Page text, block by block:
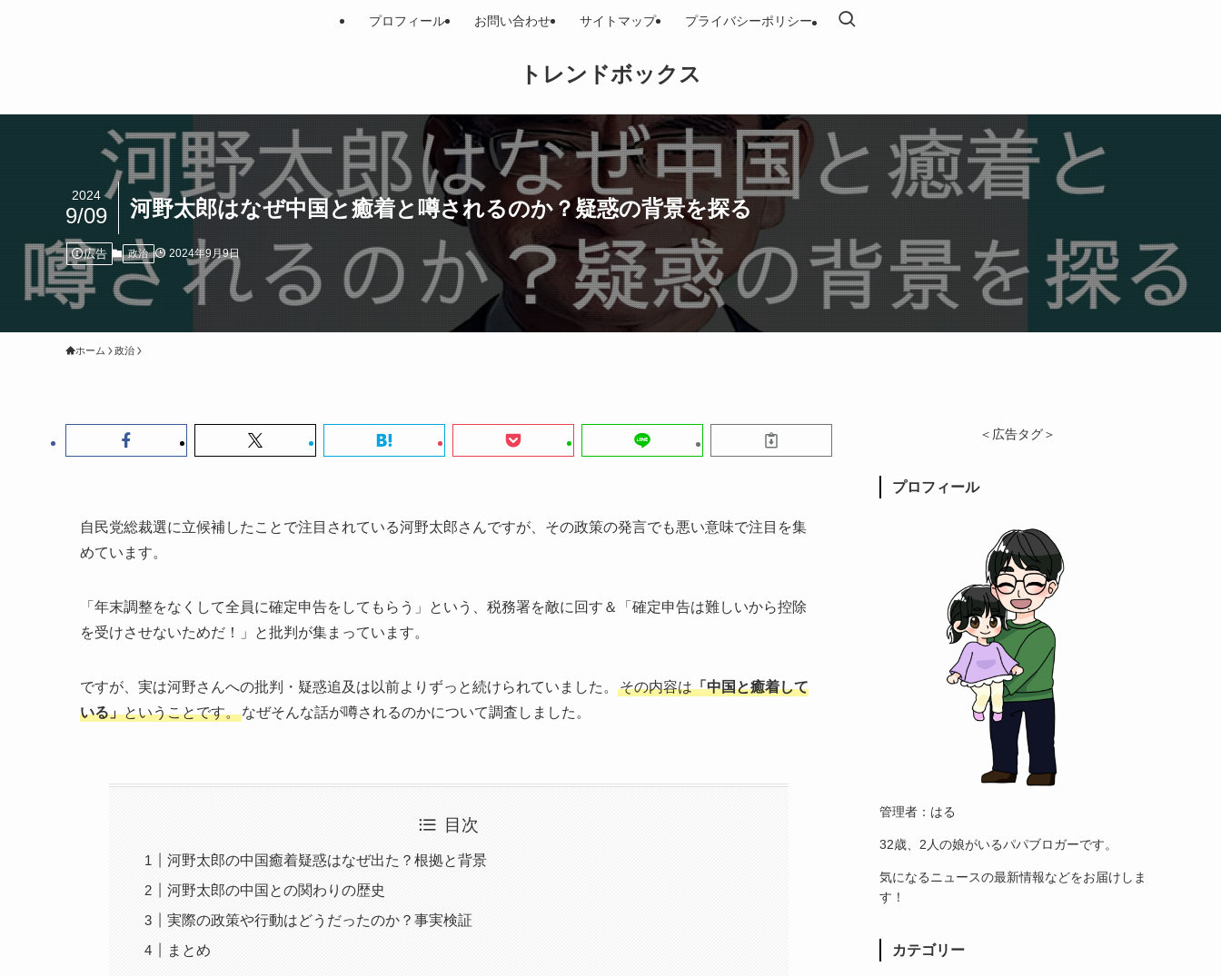
トレンドボックス
プロフィール お問い合わせ サイトマップ プライバシーポリシー
河野太郎はなぜ中国と癒着と噂されるのか？疑惑の背景を探る
2024
9/09
広告 政治 2024年9月9日
ホーム 政治
自民党総裁選に立候補したことで注目されている河野太郎さんですが、その政策の発言でも悪い意味で注目を集
めています。
「年末調整をなくして全員に確定申告をしてもらう」という、税務署を敵に回す＆「確定申告は難しいから控除
を受けさせないためだ！」と批判が集まっています。
ですが、実は河野さんへの批判・疑惑追及は以前よりずっと続けられていました。 その内容は「中国と癒着して
いる」ということです。なぜそんな話が噂されるのかについて調査しました。
目次
河野太郎の中国癒着疑惑はなぜ出た？根拠と背景
河野太郎の中国との関わりの歴史
実際の政策や行動はどうだったのか？事実検証
まとめ
＜広告タグ＞
プロフィール
管理者：はる
32歳、2人の娘がいるパパブロガーです。
気になるニュースの最新情報などをお届けしま
す！
カテゴリー